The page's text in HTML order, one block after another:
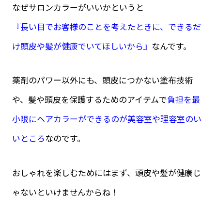
なぜサロンカラーがいいかというと
『長い目でお客様のことを考えたときに、できるだ
け頭皮や髪が健康でいてほしいから』 なんです。
薬剤のパワー以外にも、頭皮につかない塗布技術
や、髪や頭皮を保護するためのアイテムで負担を最
小限にヘアカラーができるのが美容室や理容室のい
いところなのです。
おしゃれを楽しむためにはまず、頭皮や髪が健康じ
ゃないといけませんからね！